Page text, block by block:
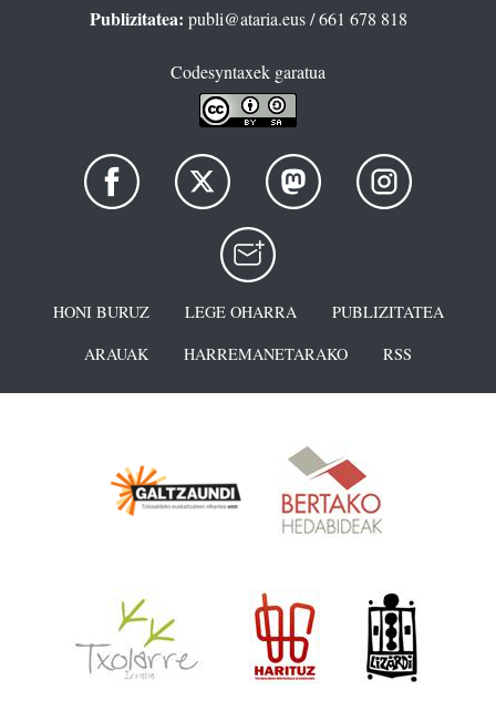
Publizitatea: publi@ataria.eus/ 661 678 818
Codesyntaxek garatua
HONI BURUZ LEGE OHARRA
PUBLIZITATEA
ARAUAK
HARREMANETARAKO RSS